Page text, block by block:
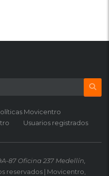
Movicentro
Usuarios registrados
87 Oficina 237 Medellín,
reservados | Movicentro,